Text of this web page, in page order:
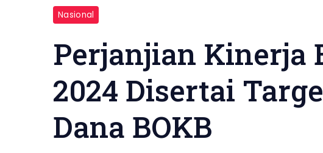
Nasional
Perjanjian Kinerja
2024 Disertai
Dana BOKB